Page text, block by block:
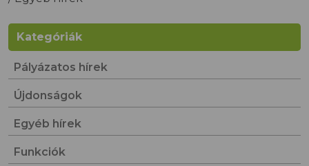
Kategóriák
Pályázatos hírek
Újdonságok
Egyéb hírek
Funkciók